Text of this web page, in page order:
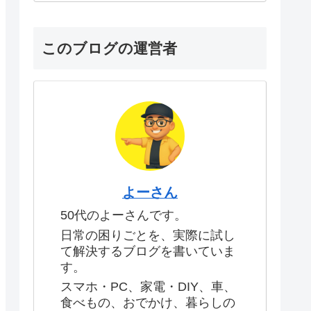
このブログの運営者
よーさん
50代のよーさんです。
日常の困りごとを、実際に試し
て解決するブログを書いていま
す。
スマホ・PC、家電・DIY、車、
食べもの、おでかけ、暮らしの